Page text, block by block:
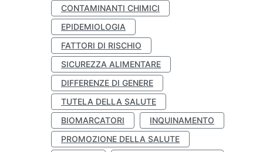
CONTAMINANTI CHIMICI
EPIDEMIOLOGIA
FATTORI DI RISCHIO
SICUREZZA ALIMENTARE
DIFFERENZE DI GENERE
TUTELA DELLA SALUTE
BIOMARCATORI
INQUINAMENTO
PROMOZIONE DELLA SALUTE